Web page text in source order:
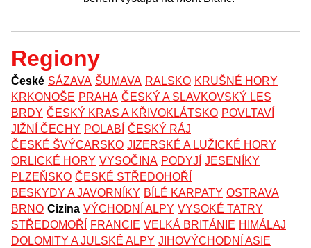
Regiony
České SÁZAVA ŠUMAVA RALSKO KRUŠNÉ HORY
KRKONOŠE PRAHA ČESKÝ A SLAVKOVSKÝ LES
BRDY ČESKÝ KRAS A KŘIVOKLÁTSKO POVLTAVÍ
JIŽNÍ ČECHY POLABÍ ČESKÝ RÁJ
ČESKÉ ŠVÝCARSKO JIZERSKÉ A LUŽICKÉ HORY
ORLICKÉ HORY VYSOČINA PODYJÍ JESENÍKY
PLZEŇSKO ČESKÉ STŘEDOHOŘÍ
BESKYDY A JAVORNÍKY BÍLÉ KARPATY OSTRAVA
BRNO Cizina VÝCHODNÍ ALPY VYSOKÉ TATRY
STŘEDOMOŘÍ
FRANCIE VELKÁ BRITÁNIE HIMÁLAJ
DOLOMITY A JULSKÉ ALPY JIHOVÝCHODNÍ ASIE